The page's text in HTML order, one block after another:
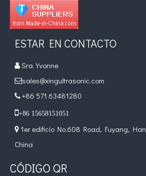
ESTAR EN CONTACTO
 Sra. Yvonne
sales@xingultrasonic.com
 +86 571 63481280
+86 15658151051
 1er edificio No.608 Road, Fuyang,
China
CÓDIGO QR